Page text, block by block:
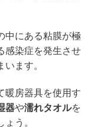
中にある粘膜が極
感染症を発生させ
ます。
暖房器具を使用す
器や濡れタオルを
う。